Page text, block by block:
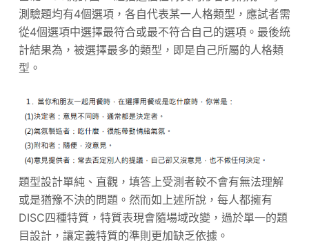
測驗題均有4個選項，各自代表某一人格類型，應試者需
從4個選項中選擇最符合或最不符合自己的選項。最後統
計結果為，被選擇最多的類型，即是自己所屬的人格類
型。
題型設計單純、直觀，填答上受測者較不會有無法理解
或是猶豫不決的問題。然而如上述所說，每人都擁有
DISC四種特質，特質表現會隨場域改變，過於單一的題
目設計，讓定義特質的準則更加缺乏依據。